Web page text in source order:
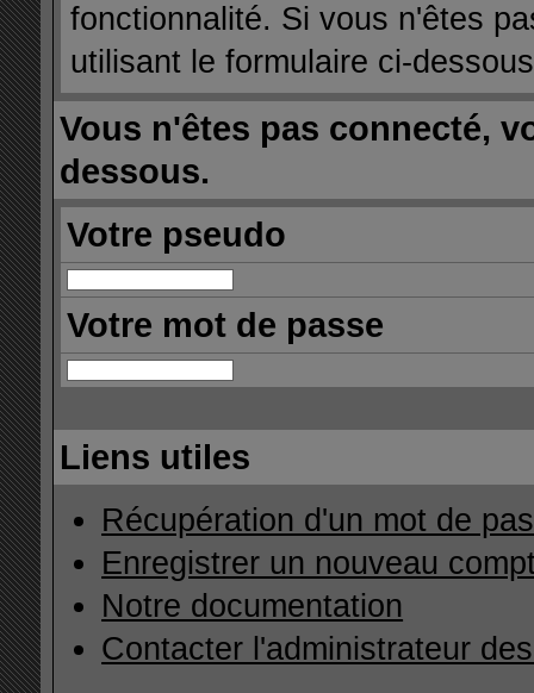
fonctionnalité. Si vous n'êtes
utilisant le formulaire ci-
Vous n'êtes pas connecté,
dessous.
Votre pseudo
Votre mot de passe
Liens utiles
Récupération d'un mot de
Enregistrer un nouveau
Notre documentation
Contacter l'administrateur